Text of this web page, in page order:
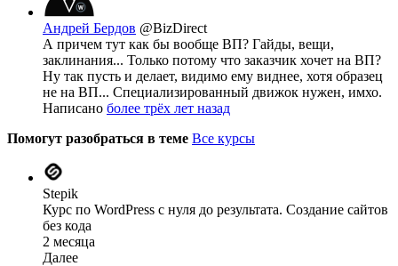
Андрей Бердов @BizDirect
А причем тут как бы вообще ВП? Гайды, вещи,
заклинания... Только потому что заказчик хочет на ВП?
Ну так пусть и делает, видимо ему виднее, хотя образец
не на ВП... Специализированный движок нужен, имхо.
Написано более трёх лет назад
Помогут разобраться в теме Все курсы
Stepik
Курс по WordPress с нуля до результата. Создание сайтов
без кода
2 месяца
Далее